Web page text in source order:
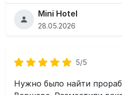
Mini Hotel
28.05.2026
5/5
Нужно было найти